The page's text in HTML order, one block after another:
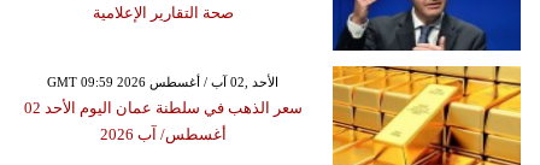
صحة التقارير الإعلامية
GMT 09:59 2026 الأحد ,02 آب / أغسطس
سعر الذهب في سلطنة عمان اليوم الأحد 02
أغسطس/ آب 2026